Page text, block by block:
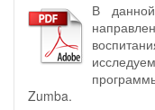
В
Zumba.